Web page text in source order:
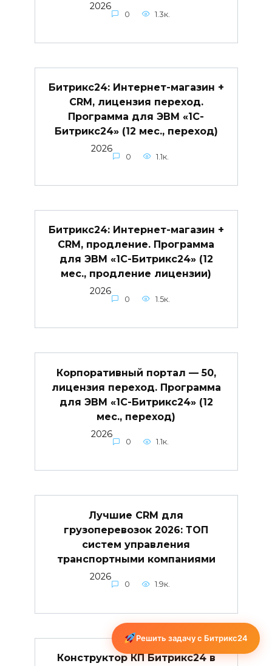
2026
0 1.3к.
Битрикс24: Интернет-магазин +
CRM, лицензия переход.
Программа для ЭВМ «1С-
Битрикс24» (12 мес., переход)
2026
0 1.1к.
Битрикс24: Интернет-магазин +
CRM, продление. Программа
для ЭВМ «1С-Битрикс24» (12
мес., продление лицензии)
2026
0 1.5к.
Корпоративный портал — 50,
лицензия переход. Программа
для ЭВМ «1С-Битрикс24» (12
мес., переход)
2026
0 1.1к.
Лучшие CRM для
грузоперевозок 2026: ТОП
систем управления
транспортными компаниями
2026
0 1.9к.
Конструктор КП Битрикс24 в
Решить задачу с Битрикс24